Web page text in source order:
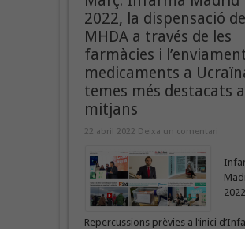
2022, la dispensació
MHDA a través de les
farmàcies i
medicaments a
temes més destacats
mitjans
22 abril 2022 Deixa un comentari
2022
Repercussions prèvies a l’inici